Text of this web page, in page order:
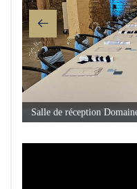
Salle de réception